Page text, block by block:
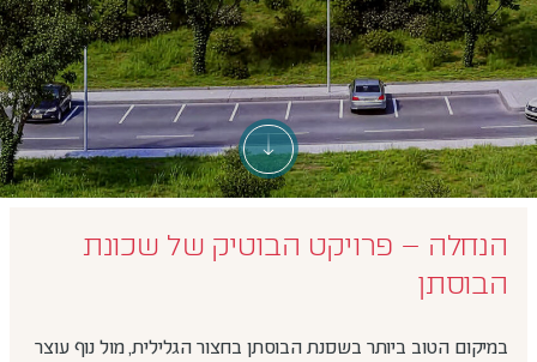
הנחלה – פרויקט הבוטיק של שכונת
הבוסתן
במיקום הטוב ביותר בשכונת הבוסתן בחצור הגלילית, מול נוף עוצר